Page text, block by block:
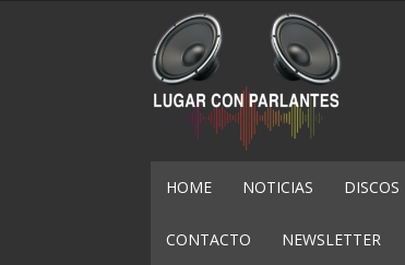
HOME NOTICIAS DISCOS
CONTACTO NEWSLETTER